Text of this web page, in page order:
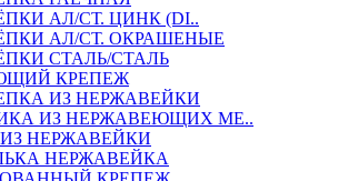
АЛ/СТ. ЦИНК (DI..
АЛ/СТ. ОКРАШЕНЫЕ
СТАЛЬ/СТАЛЬ
КРЕПЕЖ
ИЗ НЕРЖАВЕЙКИ
ИЗ НЕРЖАВЕЮЩИХ МЕ..
НЕРЖАВЕЙКИ
НЕРЖАВЕЙКА